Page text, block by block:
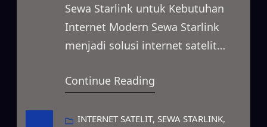
Sewa Starlink untuk Kebutuhan
Internet Modern Sewa Starlink
menjadi solusi internet satelit
dimanfaatkan dalam berbagai
sesuai untuk bisnis, proyek
Continue Reading
INTERNET SATELIT, SEWA STARLINK